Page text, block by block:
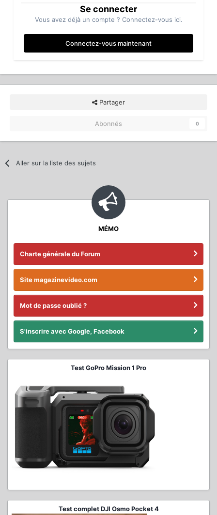
Se connecter
Vous avez déjà un compte ? Connectez-vous ici.
Connectez-vous maintenant
Partager
Abonnés 0
Aller sur la liste des sujets
MÉMO
Charte générale du Forum
Site magazinevideo.com
Mot de passe oublié ?
S'inscrire avec Google, Facebook
Test GoPro Mission 1 Pro
Test complet DJI Osmo Pocket 4